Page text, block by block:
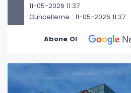
11-05-2026 11:37
Güncelleme : 11-05-2026 11:37
Abone Ol